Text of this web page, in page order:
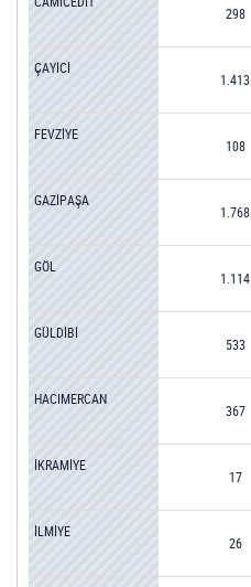
298
ÇAYİCİ
1.413
FEVZİYE
108
GAZİPAŞA
1.768
GÖL
1.114
GÜLDİBİ
533
HACIMERCAN
367
İKRAMİYE
17
İLMİYE
26